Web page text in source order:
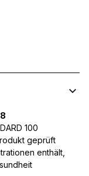
100
geprüft
enthält,